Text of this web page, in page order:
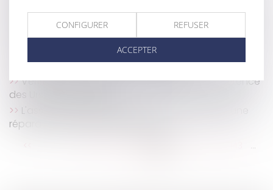
bail en bail commercial
Délégation d’autorité parentale en vue d’adoption
: les précisions de la Cour de cassation
Nouvelle donne pour les astreintes ?
Vérification et correction des DSN : la compétence
des Urssaf est élargie
L'assureur dommages ouvrage doit assurer une
réparation efficace et pérenne
...
CONFIGURER REFUSER
ACCEPTER